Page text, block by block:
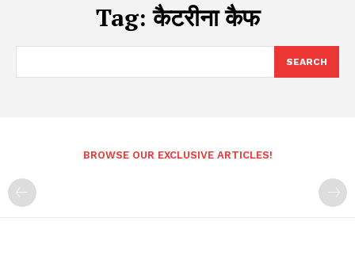
Tag:कैटरीना कैफ
SEARCH
BROWSE OUR EXCLUSIVE ARTICLES!